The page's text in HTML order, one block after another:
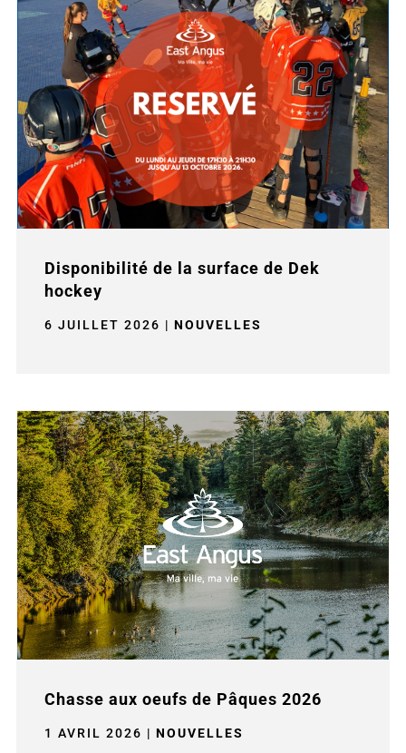
Disponibilité de la surface de Dek
hockey
6 JUILLET 2026 | NOUVELLES
Chasse aux oeufs de Pâques 2026
1 AVRIL 2026 | NOUVELLES